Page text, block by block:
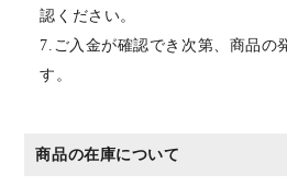
認ください。
7.ご入金が確認でき次第、商品の
す。
商品の在庫について